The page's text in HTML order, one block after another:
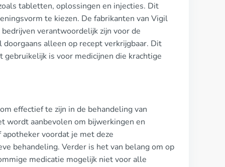
tabletten, oplossingen en injecties. Dit
te kiezen. De fabrikanten van Vigil
verantwoordelijk zijn voor de
alleen op recept verkrijgbaar. Dit
is voor medicijnen die krachtige
effectief te zijn in de behandeling van
wordt aanbevolen om bijwerkingen en
voordat je met deze
behandeling. Verder is het van belang om op
medicatie mogelijk niet voor alle